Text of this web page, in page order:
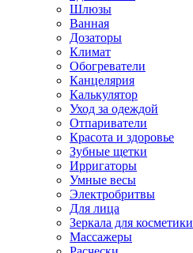
Шлюзы
Ванная
Дозаторы
Климат
Обогреватели
Канцелярия
Калькулятор
Уход за одеждой
Отпариватели
Красота и здоровье
Зубные щетки
Ирригаторы
Умные весы
Электробритвы
Для лица
Зеркала для косметики
Массажеры